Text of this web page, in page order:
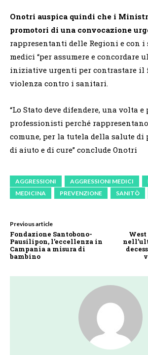
Onotri auspica quindi che i
promotori di una convocazione
rappresentanti delle Regioni e con i
medici “per assumere e concordare
iniziative urgenti per contrastare il
violenza contro i sanitari.
“Lo Stato deve difendere, una volta
professionisti perché
comune, per la tutela della salute di
di aiuto e di cure” conclude Onotri
AGGRESSIONI AGGRESSIONI MEDICI
MEDICINA
PREVENZIONE SANITÒ
Previous article
Fondazione Santobono-
Pausilipon, l’eccellenza in
Campania a misura di
bambino